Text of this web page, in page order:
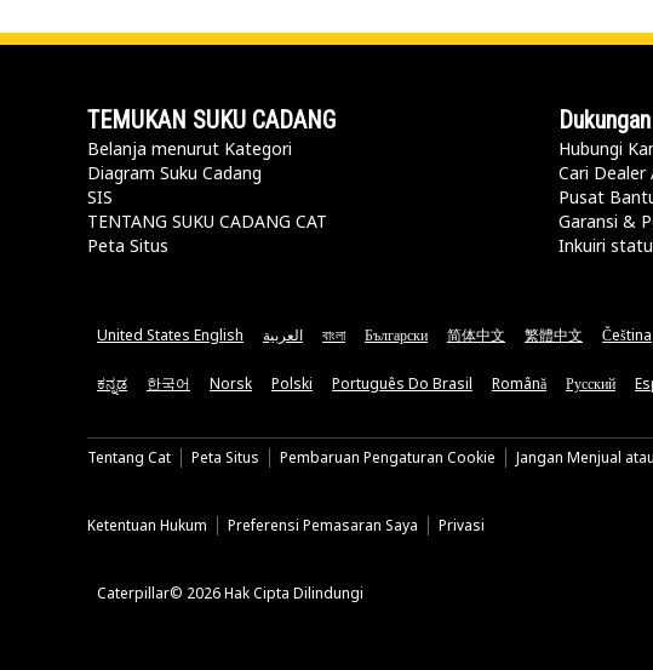
TEMUKAN SUKU CADANG
Belanja menurut Kategori
Diagram Suku Cadang
SIS
TENTANG SUKU CADANG CAT
Peta Situs
Dukungan
Hubungi
Cari Dealer
Pusat
Garansi &
Inkuiri
United States English العربية বাংলা Български 简体中文 繁體中文 Čeština
ಕನ್ನಡ 한국어 Norsk Polski Português Do Brasil Română Русский
Tentang Cat Peta Situs Pembaruan Pengaturan Cookie Jangan Menjual
Ketentuan Hukum Preferensi Pemasaran Saya Privasi
Caterpillar© 2026 Hak Cipta Dilindungi